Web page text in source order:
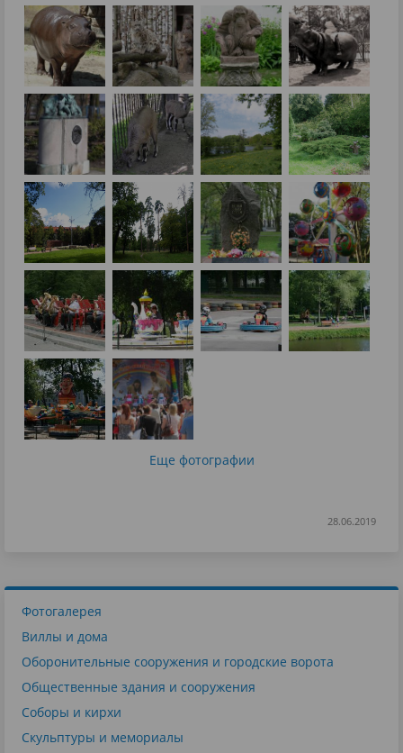
Еще фотографии
28.06.2019
Фотогалерея
Виллы и дома
Оборонительные сооружения и городские ворота
Общественные здания и сооружения
Соборы и кирхи
Скульптуры и мемориалы